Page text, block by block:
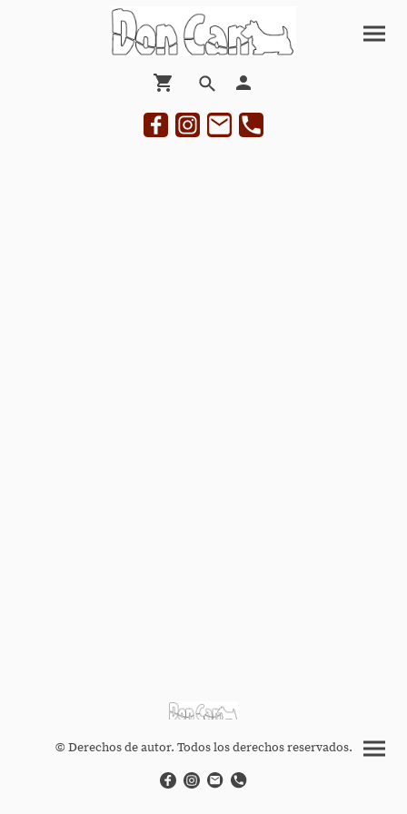
© Derechos de autor. Todos los derechos reservados.